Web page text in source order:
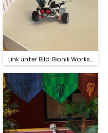
Link unter Bild: Bionik Workshop